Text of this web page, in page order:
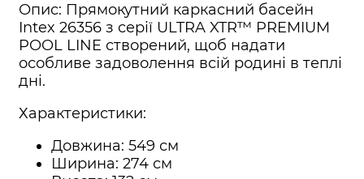
Опис: Прямокутний каркасний басейн
Intex 26356 з серії ULTRA XTR™ PREMIUM
POOL LINE створений, щоб надати
особливе задоволення всій родині в теплі
дні.
Характеристики:
Довжина: 549 см
Ширина: 274 см